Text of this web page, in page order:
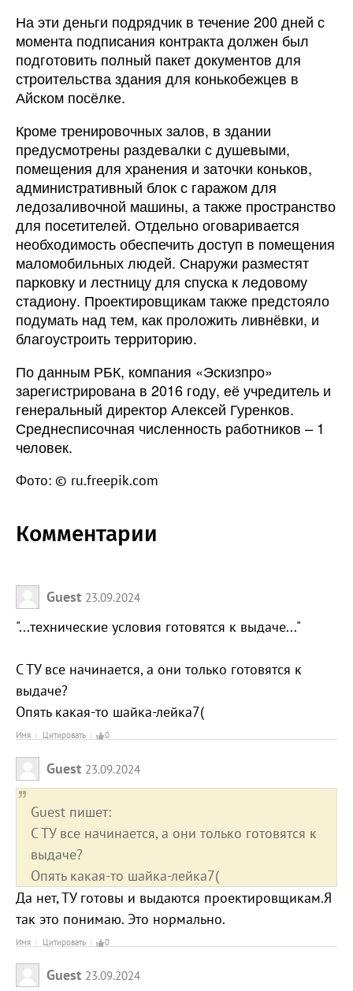
На эти деньги подрядчик в течение 200 дней с
момента подписания контракта должен был
подготовить полный пакет документов для
строительства здания для конькобежцев в
Айском посёлке.
Кроме тренировочных залов, в здании
предусмотрены раздевалки с душевыми,
помещения для хранения и заточки коньков,
административный блок с гаражом для
ледозаливочной машины, а также пространство
для посетителей. Отдельно оговаривается
необходимость обеспечить доступ в помещения
маломобильных людей. Снаружи разместят
парковку и лестницу для спуска к ледовому
стадиону. Проектировщикам также предстояло
подумать над тем, как проложить ливнёвки, и
благоустроить территорию.
По данным РБК, компания «Эскизпро»
зарегистрирована в 2016 году, её учредитель и
генеральный директор Алексей Гуренков.
Среднесписочная численность работников – 1
человек.
Фото: © ru.freepik.com
Комментарии
Guest 23.09.2024
"...технические условия готовятся к выдаче..."
С ТУ все начинается, а они только готовятся к
выдаче?
Опять какая-то шайка-лейка7(
Имя Цитировать 0
Guest 23.09.2024
Guest пишет:
С ТУ все начинается, а они только готовятся к
выдаче?
Опять какая-то шайка-лейка7(
Да нет, ТУ готовы и выдаются проектировщикам.Я
так это понимаю. Это нормально.
Имя Цитировать 0
Guest 23.09.2024